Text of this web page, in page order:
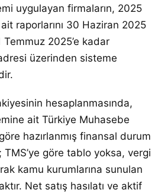
uygulayan firmaların, 2025
ait raporlarını 30 Haziran 2025
Temmuz 2025’e kadar
üzerinden sisteme
hesaplanmasında,
ait Türkiye Muhasebe
hazırlanmış finansal durum
göre tablo yoksa, vergi
kamu kurumlarına sunulan
Net satış hasılatı ve aktif